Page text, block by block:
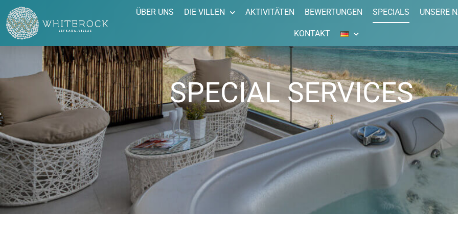
ÜBER UNS DIE VILLEN AKTIVITÄTEN BEWERTUNGEN SPECIALS UNSERE
KONTAKT
SPECIAL SERVICES